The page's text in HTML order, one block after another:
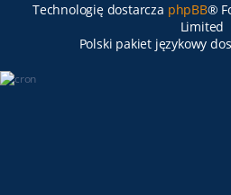
Technologię dostarcza phpBB®
Limited
Polski pakiet językowy